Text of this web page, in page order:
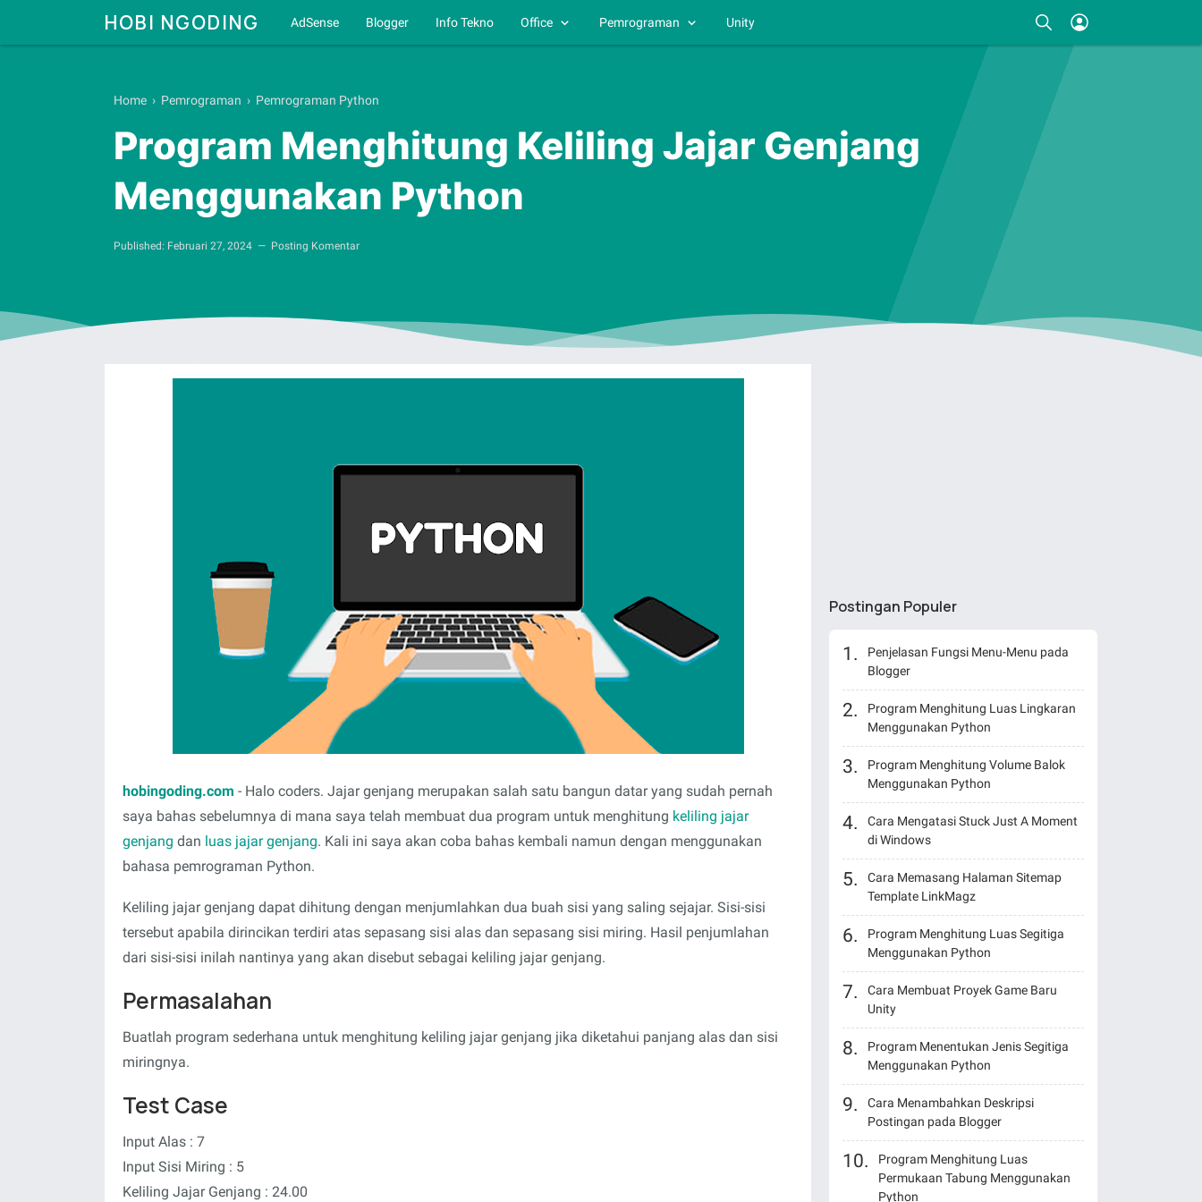
HOBI NGODING AdSense Blogger Info Tekno Office Pemrograman Unity
Home › Pemrograman › Pemrograman Python
Program Menghitung Keliling Jajar Genjang
Menggunakan Python
Published: Februari 27, 2024 Posting Komentar
hobingoding.com - Halo coders. Jajar genjang merupakan salah satu bangun datar yang sudah pernah
saya bahas sebelumnya di mana saya telah membuat dua program untuk menghitung keliling jajar
genjang dan luas jajar genjang. Kali ini saya akan coba bahas kembali namun dengan menggunakan
bahasa pemrograman Python.
Keliling jajar genjang dapat dihitung dengan menjumlahkan dua buah sisi yang saling sejajar. Sisi-sisi
tersebut apabila dirincikan terdiri atas sepasang sisi alas dan sepasang sisi miring. Hasil penjumlahan
dari sisi-sisi inilah nantinya yang akan disebut sebagai keliling jajar genjang.
Permasalahan
Buatlah program sederhana untuk menghitung keliling jajar genjang jika diketahui panjang alas dan sisi
miringnya.
Test Case
Input Alas : 7
Input Sisi Miring : 5
Keliling Jajar Genjang : 24.00
Postingan Populer
Penjelasan Fungsi Menu-Menu pada
Blogger
Program Menghitung Luas Lingkaran
Menggunakan Python
Program Menghitung Volume Balok
Menggunakan Python
Cara Mengatasi Stuck Just A Moment
di Windows
Cara Memasang Halaman Sitemap
Template LinkMagz
Program Menghitung Luas Segitiga
Menggunakan Python
Cara Membuat Proyek Game Baru
Unity
Program Menentukan Jenis Segitiga
Menggunakan Python
Cara Menambahkan Deskripsi
Postingan pada Blogger
Program Menghitung Luas
Permukaan Tabung Menggunakan
Python